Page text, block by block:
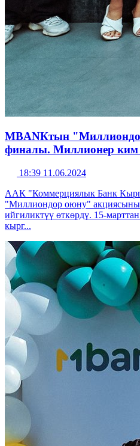
MBANКтын
финалы. Миллионер ким
18:39 11.06.2024
ААК "Коммерциялык Банк
"Миллиондор оюну"
ийгиликтүү өткөрдү. 15-
кырг...